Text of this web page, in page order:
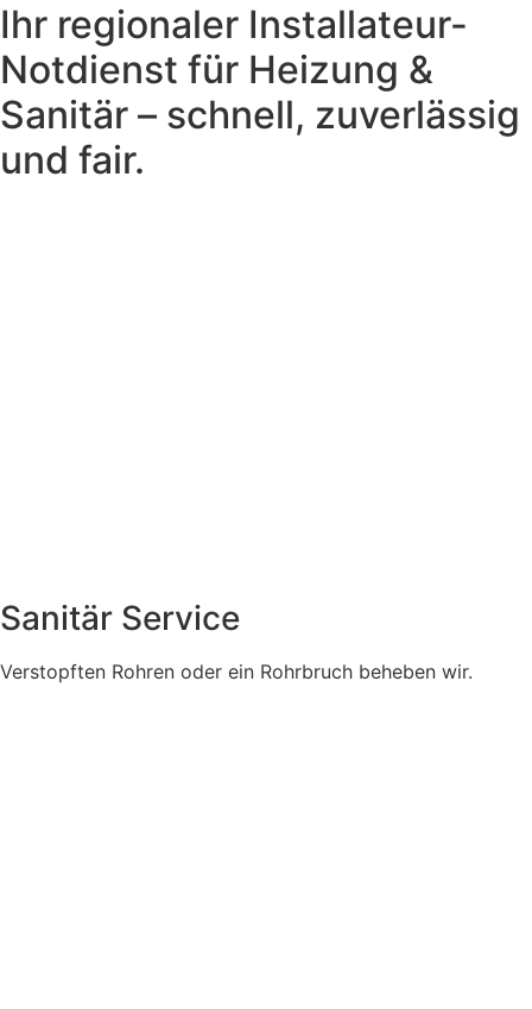
Ihr regionaler Installateur-
Notdienst für Heizung &
Sanitär – schnell, zuverlässig
und fair.
Sanitär Service
Verstopften Rohren oder ein Rohrbruch beheben wir.